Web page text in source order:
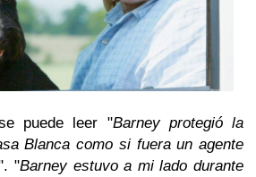
puede leer "Barney protegió la
Blanca como si fuera un agente
"Barney estuvo a mi lado durante